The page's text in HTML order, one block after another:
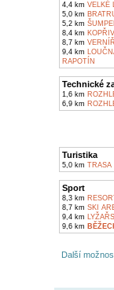
4,4 km VELKÉ
5,0 km
5,2 km
8,4 km
8,7 km
9,4 km
RAPOTÍN
Technické
1,6 km
6,9 km
Turistika
5,0 km TRASA
Sport
8,3 km
8,7 km SKI
9,4 km
9,6 km
Další